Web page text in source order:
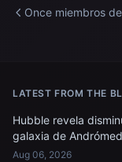
Once miembros
LATEST FROM THE
Hubble revela
galaxia de
Aug 06, 2026